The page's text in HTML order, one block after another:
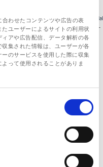
わせたコンテンツや広告の表
ユーザーによるサイトの利用状
アや広告配信、データ解析の各
集された情報は、ユーザーが各
のサービスを使用した際に収集
って使用されることがありま
Name
UNITI
expo
Date
19.05.-21.05.2026 –